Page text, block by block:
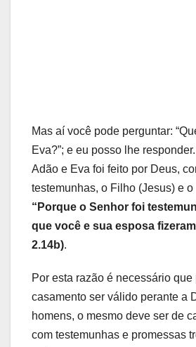
Mas aí você pode perguntar:
Eva?”; e eu posso lhe
Adão e Eva foi feito por Deus,
testemunhas, o Filho (Jesus) e
“Porque o Senhor foi
que você e sua esposa
2.14b).
Por esta razão é necessário que
casamento ser válido perante a
homens, o mesmo deve ser de
com testemunhas e promessas